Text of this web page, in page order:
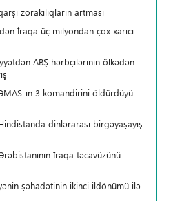
zorakılıqların artması
İraqa üç milyondan çox xarici
ABŞ hərbçilərinin ölkədən
ın 3 komandirini öldürdüyü
dinlərarası birgəyaşayış
İraqa təcavüzünü
şəhadətinin ikinci ildönümü ilə